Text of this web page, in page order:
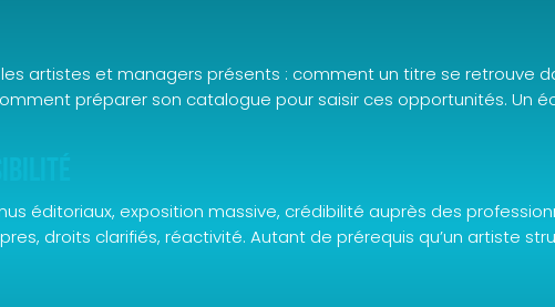
artistes et managers présents : comment un titre se retrouve
préparer son catalogue pour saisir ces opportunités. Un
éditoriaux, exposition massive, crédibilité auprès des
droits clarifiés, réactivité. Autant de prérequis qu’un artiste